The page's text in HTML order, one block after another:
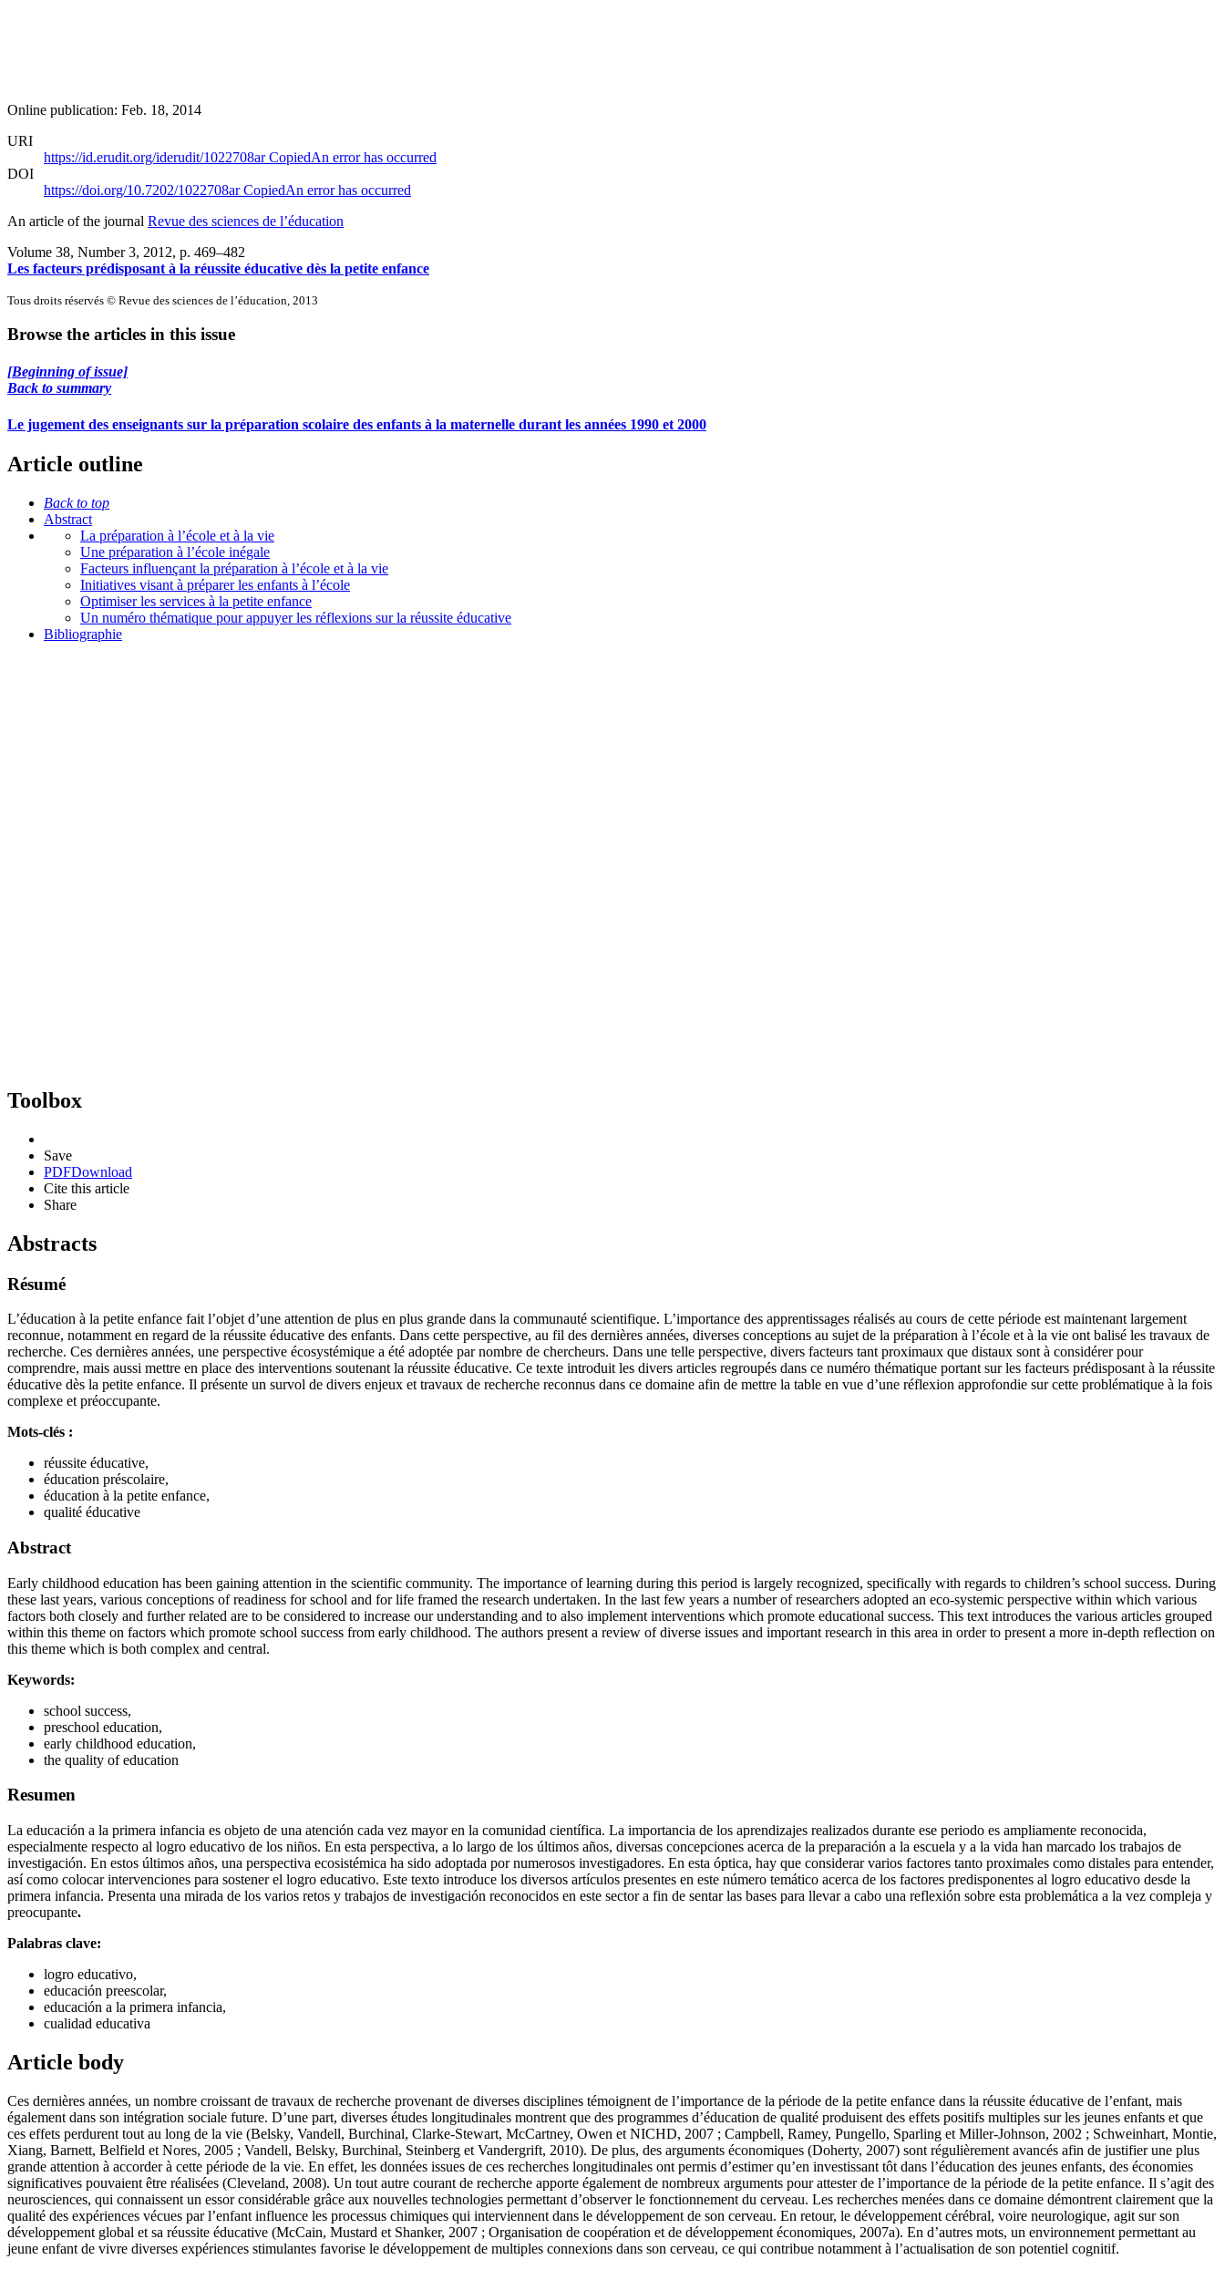
Online publication: Feb. 18, 2014
URI
https://id.erudit.org/iderudit/1022708arCopiedAn error has occurred
DOI
https://doi.org/10.7202/1022708arCopiedAn error has occurred
An article of the journal Revue des sciences de l’éducation
Volume 38, Number 3, 2012, p. 469–482
Les facteurs prédisposant à la réussite éducative dès la petite enfance
Tous droits réservés © Revue des sciences de l’éducation, 2013
Browse the articles in this issue
[Beginning of issue]
Back to summary
Le jugement des enseignants sur la préparation scolaire des enfants à la maternelle durant les années 1990 et 2000
Article outline
Back to top
Abstract
La préparation à l’école et à la vie
Une préparation à l’école inégale
Facteurs influençant la préparation à l’école et à la vie
Initiatives visant à préparer les enfants à l’école
Optimiser les services à la petite enfance
Un numéro thématique pour appuyer les réflexions sur la réussite éducative
Bibliographie
Toolbox
Save
PDFDownload
Cite this article
Share
Abstracts
Résumé
L’éducation à la petite enfance fait l’objet d’une attention de plus en plus grande dans la communauté scientifique. L’importance des apprentissages réalisés au cours de cette période est maintenant largement
reconnue, notamment en regard de la réussite éducative des enfants. Dans cette perspective, au fil des dernières années, diverses conceptions au sujet de la préparation à l’école et à la vie ont balisé les travaux de
recherche. Ces dernières années, une perspective écosystémique a été adoptée par nombre de chercheurs. Dans une telle perspective, divers facteurs tant proximaux que distaux sont à considérer pour
comprendre, mais aussi mettre en place des interventions soutenant la réussite éducative. Ce texte introduit les divers articles regroupés dans ce numéro thématique portant sur les facteurs prédisposant à la réussite
éducative dès la petite enfance. Il présente un survol de divers enjeux et travaux de recherche reconnus dans ce domaine afin de mettre la table en vue d’une réflexion approfondie sur cette problématique à la fois
complexe et préoccupante.
Mots-clés :
réussite éducative,
éducation préscolaire,
éducation à la petite enfance,
qualité éducative
Abstract
Early childhood education has been gaining attention in the scientific community. The importance of learning during this period is largely recognized, specifically with regards to children’s school success. During
these last years, various conceptions of readiness for school and for life framed the research undertaken. In the last few years a number of researchers adopted an eco-systemic perspective within which various
factors both closely and further related are to be considered to increase our understanding and to also implement interventions which promote educational success. This text introduces the various articles grouped
within this theme on factors which promote school success from early childhood. The authors present a review of diverse issues and important research in this area in order to present a more in-depth reflection on
this theme which is both complex and central.
Keywords:
school success,
preschool education,
early childhood education,
the quality of education
Resumen
La educación a la primera infancia es objeto de una atención cada vez mayor en la comunidad científica. La importancia de los aprendizajes realizados durante ese periodo es ampliamente reconocida,
especialmente respecto al logro educativo de los niños. En esta perspectiva, a lo largo de los últimos años, diversas concepciones acerca de la preparación a la escuela y a la vida han marcado los trabajos de
investigación. En estos últimos años, una perspectiva ecosistémica ha sido adoptada por numerosos investigadores. En esta óptica, hay que considerar varios factores tanto proximales como distales para entender,
así como colocar intervenciones para sostener el logro educativo. Este texto introduce los diversos artículos presentes en este número temático acerca de los factores predisponentes al logro educativo desde la
primera infancia. Presenta una mirada de los varios retos y trabajos de investigación reconocidos en este sector a fin de sentar las bases para llevar a cabo una reflexión sobre esta problemática a la vez compleja y
preocupante.
Palabras clave:
logro educativo,
educación preescolar,
educación a la primera infancia,
cualidad educativa
Article body
Ces dernières années, un nombre croissant de travaux de recherche provenant de diverses disciplines témoignent de l’importance de la période de la petite enfance dans la réussite éducative de l’enfant, mais
également dans son intégration sociale future. D’une part, diverses études longitudinales montrent que des programmes d’éducation de qualité produisent des effets positifs multiples sur les jeunes enfants et que
ces effets perdurent tout au long de la vie (Belsky, Vandell, Burchinal, Clarke-Stewart, McCartney, Owen et NICHD, 2007 ; Campbell, Ramey, Pungello, Sparling et Miller-Johnson, 2002 ; Schweinhart, Montie,
Xiang, Barnett, Belfield et Nores, 2005 ; Vandell, Belsky, Burchinal, Steinberg et Vandergrift, 2010). De plus, des arguments économiques (Doherty, 2007) sont régulièrement avancés afin de justifier une plus
grande attention à accorder à cette période de la vie. En effet, les données issues de ces recherches longitudinales ont permis d’estimer qu’en investissant tôt dans l’éducation des jeunes enfants, des économies
significatives pouvaient être réalisées (Cleveland, 2008). Un tout autre courant de recherche apporte également de nombreux arguments pour attester de l’importance de la période de la petite enfance. Il s’agit des
neurosciences, qui connaissent un essor considérable grâce aux nouvelles technologies permettant d’observer le fonctionnement du cerveau. Les recherches menées dans ce domaine démontrent clairement que la
qualité des expériences vécues par l’enfant influence les processus chimiques qui interviennent dans le développement de son cerveau. En retour, le développement cérébral, voire neurologique, agit sur son
développement global et sa réussite éducative (McCain, Mustard et Shanker, 2007 ; Organisation de coopération et de développement économiques, 2007a). En d’autres mots, un environnement permettant au
jeune enfant de vivre diverses expériences stimulantes favorise le développement de multiples connexions dans son cerveau, ce qui contribue notamment à l’actualisation de son potentiel cognitif.